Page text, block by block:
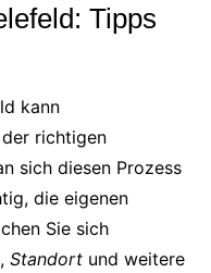
Tipps
kann
richtigen
sich diesen Prozess
die eigenen
Sie sich
, Standortund weitere